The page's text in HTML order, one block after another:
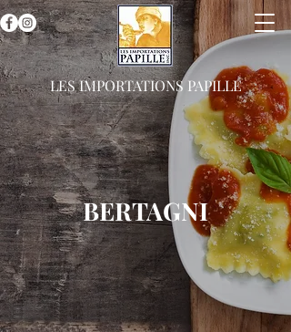
LES IMPORTATIONS PAPILLE
BERTAGNI